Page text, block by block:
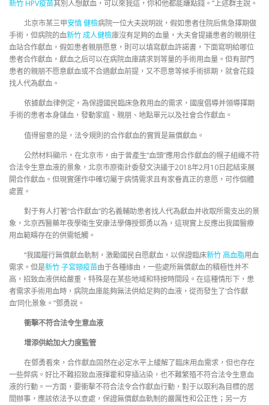
新竹 HPV疫苗其別人想獻血，可以來我這，你和他都能賺點錢。”上述群主說。
北京市某三甲安慎 健檢病院一位大夫說明說，假如患者住院后焦急擇期做
手術，但病院的血新竹 成人健檢庫沒有足夠的血量，大夫會提議患者的親朋往
血站合作獻血，假如患者親朋愿意，則可以填寫獻血許諾書，下面寫明給哪位
患者合作獻血，獻血之后可以在病院血庫請求到等量的手術用血量。但有部門
患者的親朋不愿意獻血或不合適獻血前提，又不愿意等候手術排期，就會花錢
找人代為獻血。
依據獻血律例定，為保證國民臨床急救用血的需求，國度倡導并領導擇期
手術的患者本身儲血，發動家庭、親朋、地點單元以及社會合作獻血。
值得留意的是，法令規則的合作獻血的實質是無償獻血。
公然材料顯示，在北京市，由于曾產生“血頭”應用合作獻血的幌子組織不符
合法令生意血液的景象，北京市原衛計委發文決議于2018年2月10日起結束展
開合作獻血。但現實運作中確切屬于病情需求且有家眷真正的意愿，可作個體
處置。
對于有人打著“合作獻血”的名義輔助患者找人代為獻血并收取所需支出的景
象，北京西醫藥年夜學衛生安康法學傳授鄧勇以為，這現實上反應出我國醫療
用血範疇存在的供需牴觸。
“我國履行無償獻血軌制，激勵國民自愿獻血，以保證臨床新竹 高血脂用血
需求。但是新竹 子宮頸疫苗由于各種緣由，一些處所無償獻血的積極性并不
高，招致血液供給嚴重，特殊是在某些地域和特按時間段。在這種情形下，患
者需求手術用血時，病院血庫能夠無法供給足夠的血液，從而發生了‘合作獻
血’同化景象。”鄧勇說。
衝擊不符合法令生意血液
增添供給加大力度監管
在鄧勇看來，合作獻血固然在必定水平上緩解了臨床用血需求，但也存在
一些弊病。好比不難招致血液揮霍和穿插沾染，也不難繁殖不符合法令生意血
液的行動。一方面，要衝擊不符合法令合作獻血行動，對于以取利為目標的居
間辦事，應該依法予以查處，保證無償獻血軌制的嚴厲性和公正性；另一方